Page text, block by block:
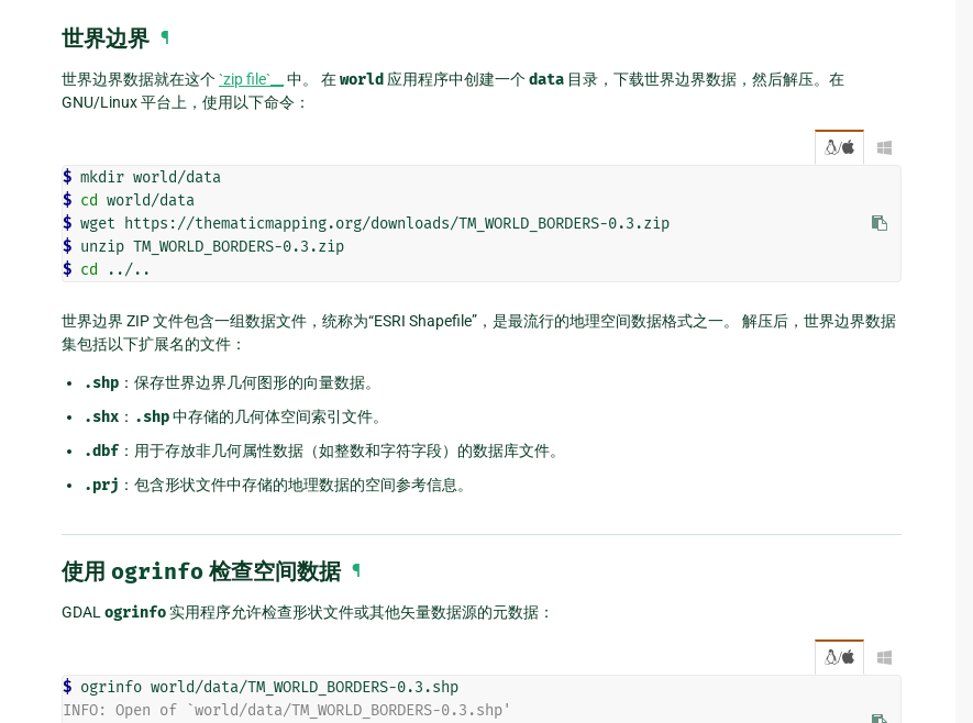
世界边界 ¶
世界边界数据就在这个`zip file`__ 中。 在world 应用程序中创建一个data 目录，下载世界边界数据，然后解压。在
GNU/Linux 平台上，使用以下命令：
/ 
$
$ cd
$
$
$ cd
世界边界 ZIP 文件包含一组数据文件，统称为“ESRI Shapefile”，是最流行的地理空间数据格式之一。 解压后，世界边界数据
集包括以下扩展名的文件：
.shp ：保存世界边界几何图形的向量数据。
.shx ： .shp中存储的几何体空间索引文件。
.dbf ：用于存放非几何属性数据（如整数和字符字段）的数据库文件。
.prj ：包含形状文件中存储的地理数据的空间参考信息。
使用 ogrinfo 检查空间数据 ¶
GDALogrinfo实用程序允许检查形状文件或其他矢量数据源的元数据：
/ 
$
INFO: Open of `world/data/TM_WORLD_BORDERS-0.3.shp'